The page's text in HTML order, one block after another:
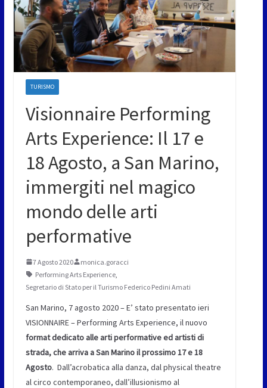
TURISMO
Visionnaire Performing
Arts Experience: Il 17 e
18 Agosto, a San Marino,
immergiti nel magico
mondo delle arti
performative
7 Agosto 2020
monica.goracci
Performing Arts Experience,
Segretario di Stato per il Turismo Federico Pedini Amati
San Marino, 7 agosto 2020 – E’ stato presentato ieri
VISIONNAIRE – Performing Arts Experience, il nuovo
format dedicato alle arti performative ed artisti di
strada, che arriva a San Marino il prossimo 17 e 18
Agosto. Dall’acrobatica alla danza, dal physical theatre
al circo contemporaneo, dall’illusionismo al